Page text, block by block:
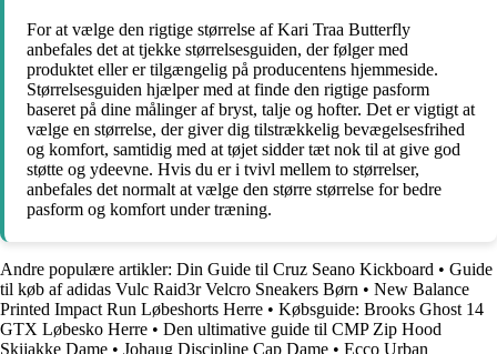
For at vælge den rigtige størrelse af Kari Traa Butterfly
anbefales det at tjekke størrelsesguiden, der følger med
produktet eller er tilgængelig på producentens hjemmeside.
Størrelsesguiden hjælper med at finde den rigtige pasform
baseret på dine målinger af bryst, talje og hofter. Det er vigtigt at
vælge en størrelse, der giver dig tilstrækkelig bevægelsesfrihed
og komfort, samtidig med at tøjet sidder tæt nok til at give god
støtte og ydeevne. Hvis du er i tvivl mellem to størrelser,
anbefales det normalt at vælge den større størrelse for bedre
pasform og komfort under træning.
Andre populære artikler: Din Guide til Cruz Seano Kickboard • Guide
til køb af adidas Vulc Raid3r Velcro Sneakers Børn • New Balance
Printed Impact Run Løbeshorts Herre • Købsguide: Brooks Ghost 14
GTX Løbesko Herre • Den ultimative guide til CMP Zip Hood
Skijakke Dame • Johaug Discipline Cap Dame • Ecco Urban